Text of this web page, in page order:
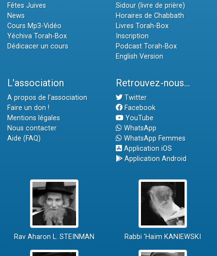
Fêtes Juives
News
Cours Mp3-Vidéo
Yéchiva Torah-Box
Dédicacer un cours
Sidour (livre de prière)
Horaires de Chabbath
Livres Torah-Box
Inscription
Podcast Torah-Box
English Version
L'association
A propos de l'association
Faire un don !
Mentions légales
Nous contacter
Aide (FAQ)
Retrouvez-nous...
Twitter
Facebook
YouTube
WhatsApp
WhatsApp Femmes
Application iOS
Application Android
Rav Aharon L. STEINMAN Rabbi 'Haïm KANIEWSKI